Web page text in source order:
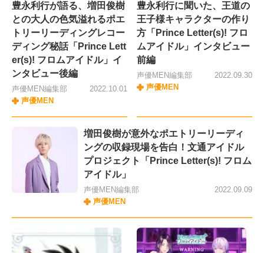
豊永利行が語る、増田俊樹
との大人の色気溢れるポエ
トリーリーディングレコー
ディング秘話「Prince Lett
er(s)! フロムアイドル」イ
ンタビュー後編
声優MEN編集部
声優MEN
2022.10.01
豊永利行に聞いた、王道の
王子様キャラクターの作り
方「Prince Letter(s)! フロ
ムアイドル」インタビュー
前編
声優MEN編集部
声優MEN
2022.09.30
増田俊樹が意外なポエトリーリーディ
ングの収録現場を告白！文通アイドル
プロジェクト「Prince Letter(s)! フロム
アイドル」
声優MEN編集部
声優MEN
2022.09.09